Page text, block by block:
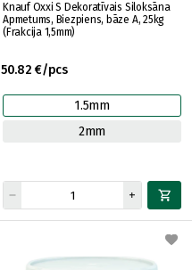
Knauf Oxxi S Dekoratīvais Siloksāna
Apmetums, Biezpiens, bāze A, 25kg
(Frakcija 1,5mm)
50.82 €/pcs
1.5mm
2mm